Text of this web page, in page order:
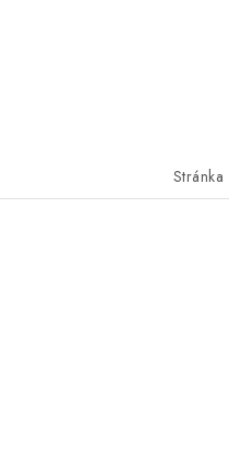
Stránka